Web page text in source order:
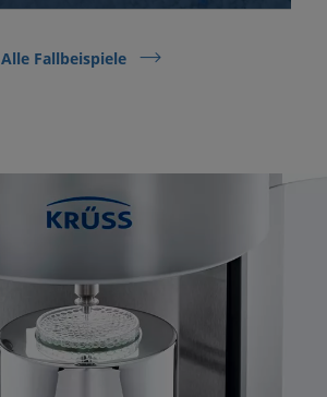
Alle Fallbeispiele